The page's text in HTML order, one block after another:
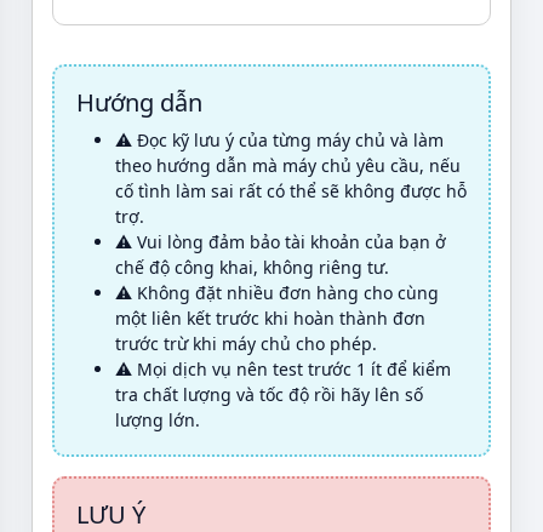
Hướng dẫn
⚠️ Đọc kỹ lưu ý của từng máy chủ và làm
theo hướng dẫn mà máy chủ yêu cầu, nếu
cố tình làm sai rất có thể sẽ không được hỗ
trợ.
⚠️ Vui lòng đảm bảo tài khoản của bạn ở
chế độ công khai, không riêng tư.
⚠️ Không đặt nhiều đơn hàng cho cùng
một liên kết trước khi hoàn thành đơn
trước trừ khi máy chủ cho phép.
⚠️ Mọi dịch vụ nên test trước 1 ít để kiểm
tra chất lượng và tốc độ rồi hãy lên số
lượng lớn.
LƯU Ý